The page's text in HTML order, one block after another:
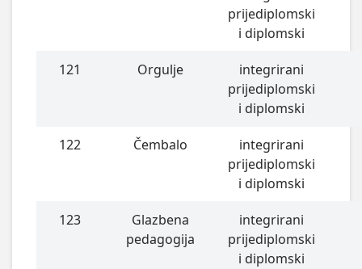
prijediplomski
i diplomski
121 Orgulje
integrirani
prijediplomski
i diplomski
122 Čembalo
integrirani
prijediplomski
i diplomski
123
Glazbena
pedagogija
integrirani
prijediplomski
i diplomski